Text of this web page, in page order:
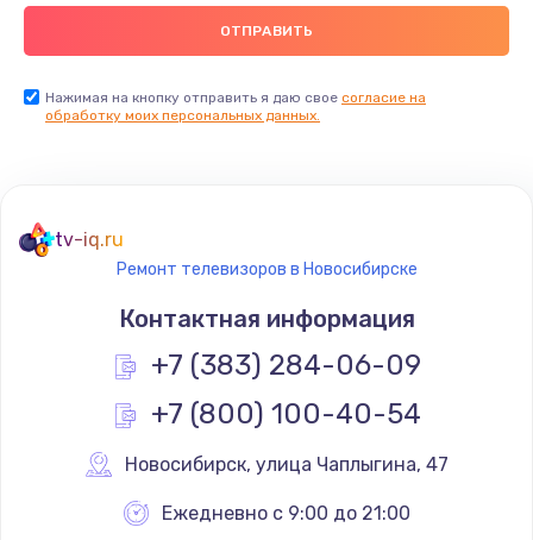
400 руб.
Не реагирует на кнопки
Не сопряжается с устройством
Помехи и искажение звука
Заказать
Нажимая на кнопку отправить я даю свое согласие на
обработку моих персональных данных.
tv-iq.ru
Ремонт телевизоров в Новосибирске
Контактная информация
+7 (383) 284-06-09
+7 (800) 100-40-54
Новосибирск, улица Чаплыгина, 47
Ежедневно с 9:00 до 21:00